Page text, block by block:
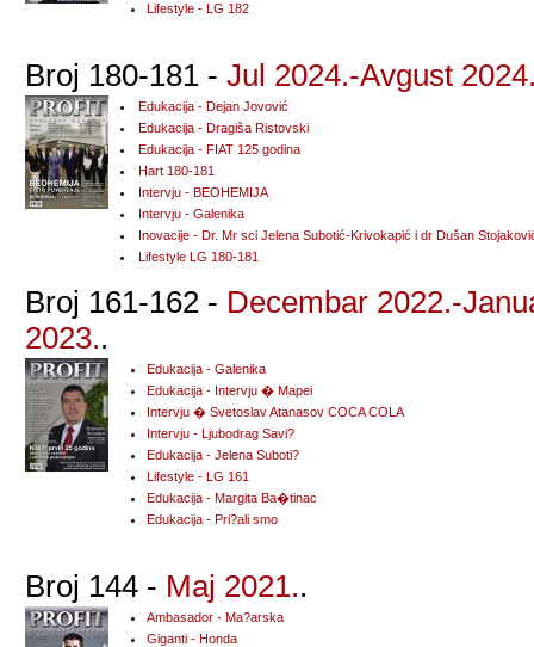
Lifestyle - LG 182
Broj 180-181 - Jul 2024.-Avgust
Edukacija - Dejan Jovović
Edukacija - Dragiša Ristovski
Edukacija - FIAT 125 godina
Hart 180-181
Intervju - BEOHEMIJA
Intervju - Galenika
Inovacije - Dr. Mr sci Jelena Subotić-Krivokapić i dr Dušan
Lifestyle LG 180-181
Broj 161-162 - Decembar 2022.-
2023..
Edukacija - Galenika
Edukacija - Intervju � Mapei
Intervju � Svetoslav Atanasov COCA COLA
Intervju - Ljubodrag Savi?
Edukacija - Jelena Suboti?
Lifestyle - LG 161
Edukacija - Margita Ba�tinac
Edukacija - Pri?ali smo
Broj 144 - Maj 2021..
Ambasador - Ma?arska
Giganti - Honda